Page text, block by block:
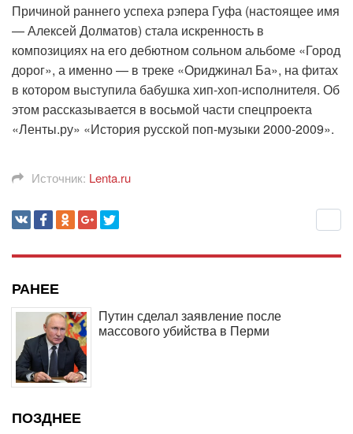
Причиной раннего успеха рэпера Гуфа (настоящее имя
— Алексей Долматов) стала искренность в
композициях на его дебютном сольном альбоме «Город
дорог», а именно — в треке «Ориджинал Ба», на фитах
в котором выступила бабушка хип-хоп-исполнителя. Об
этом рассказывается в восьмой части спецпроекта
«Ленты.ру» «История русской поп-музыки 2000-2009».
Источник: Lenta.ru
РАНЕЕ
Путин сделал заявление после
массового убийства в Перми
ПОЗДНЕЕ